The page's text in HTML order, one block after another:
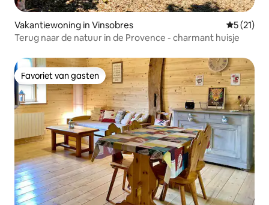
Vakantiewoning in Vinsobres
5 (21)
Terug naar de natuur in de Provence - charmant huisje
Favoriet van gasten
Favoriet van gasten